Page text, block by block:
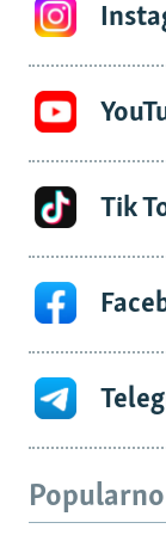
Tik
Popularno